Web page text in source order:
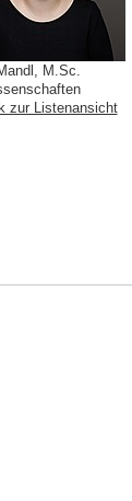
M.Sc.
zur Listenansicht